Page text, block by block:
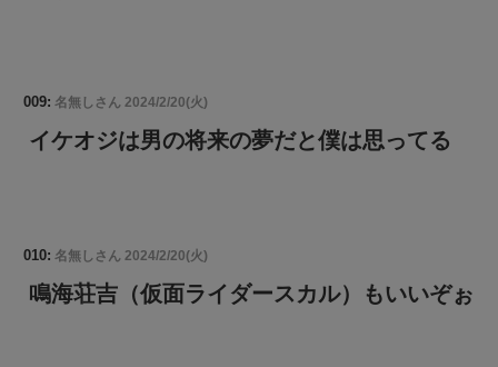
009: 名無しさん 2024/2/20(火)
イケオジは男の将来の夢だと僕は思ってる
010: 名無しさん 2024/2/20(火)
鳴海荘吉（仮面ライダースカル）もいいぞぉ